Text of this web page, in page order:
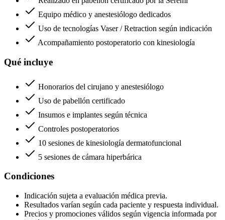
Equipo médico y anestesiólogo dedicados
Uso de tecnologías Vaser / Retraction según indicación
Acompañamiento postoperatorio con kinesiología
Qué incluye
Honorarios del cirujano y anestesiólogo
Uso de pabellón certificado
Insumos e implantes según técnica
Controles postoperatorios
10 sesiones de kinesiología dermatofuncional
5 sesiones de cámara hiperbárica
Condiciones
Indicación sujeta a evaluación médica previa.
Resultados varían según cada paciente y respuesta individual.
Precios y promociones válidos según vigencia informada por